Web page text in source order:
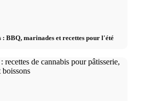
BBQ, marinades et recettes pour l'été